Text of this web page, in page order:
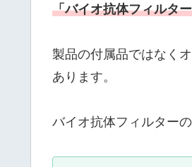
「バイオ抗体フィルタ
製品の付属品ではなく
あります。
バイオ抗体フィルターの